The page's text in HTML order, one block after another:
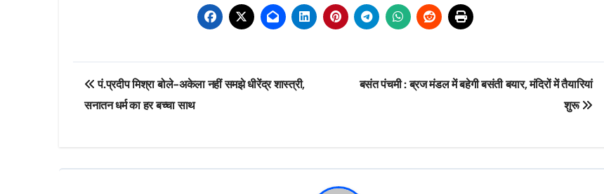
Post
navigation
पं.प्रदीप मिश्रा बोले-अकेला नहीं समझे धीरेंद्र शास्त्री,
सनातन धर्म का हर बच्चा साथ
बसंत पंचमी : ब्रज मंडल में बहेगी बसंती बयार, मंदिरों में तैयारियां
शुरू